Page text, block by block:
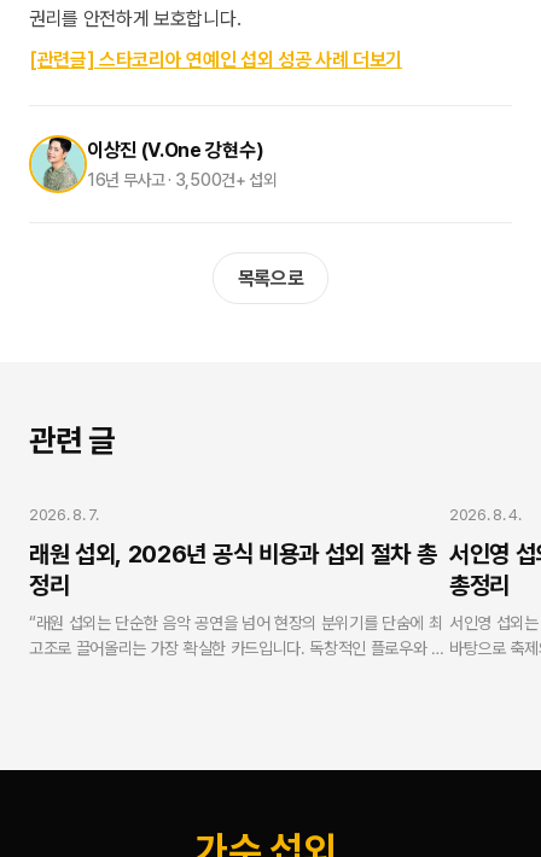
권리를 안전하게 보호합니다.
[관련글] 스타코리아 연예인 섭외 성공 사례 더보기
이상진 (V.One 강현수)
16년 무사고 · 3,500건+ 섭외
목록으로
관련 글
2026. 8. 7.
래원 섭외, 2026년 공식 비용과 섭외 절차 총
정리
“래원 섭외는 단순한 음악 공연을 넘어 현장의 분위기를 단숨에 최
고조로 끌어올리는 가장 확실한 카드입니다. 독창적인 플로우와 독
— V.One 강현수 대표 (스타코리아)
2026. 8. 4.
서인영
총정리
서인영 섭외
바탕으로 축